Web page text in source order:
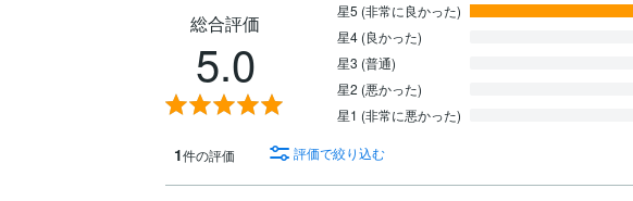
総合評価
5.0
星5 (非常に良かった)
星4 (良かった)
星3 (普通)
星2 (悪かった)
星1 (非常に悪かった)
1件の評価 評価で絞り込む